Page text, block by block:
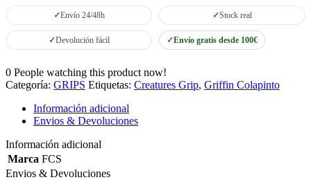
three
cantidad
Envío 24/48h Stock real
Devolución fácil Envío gratis desde 100€
0 People watching this product now!
Categoría: GRIPS Etiquetas: Creatures Grip, Griffin Colapinto
Información adicional
Envios & Devoluciones
Información adicional
Marca FCS
Envios & Devoluciones